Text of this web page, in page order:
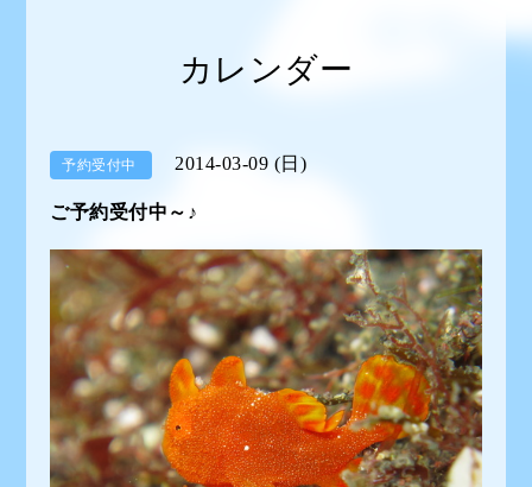
カレンダー
予約受付中 2014-03-09 (日)
ご予約受付中～♪